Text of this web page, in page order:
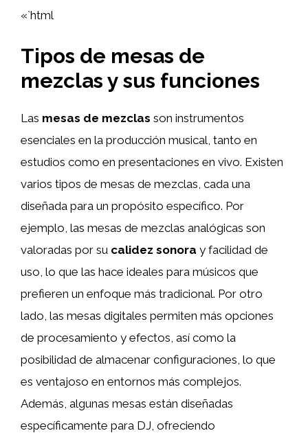
«`html
Tipos de mesas de
mezclas y sus funciones
Las mesas de mezclas son instrumentos
esenciales en la producción musical, tanto en
estudios como en presentaciones en vivo. Existen
varios tipos de mesas de mezclas, cada una
diseñada para un propósito específico. Por
ejemplo, las mesas de mezclas analógicas son
valoradas por su calidez sonora y facilidad de
uso, lo que las hace ideales para músicos que
prefieren un enfoque más tradicional. Por otro
lado, las mesas digitales permiten más opciones
de procesamiento y efectos, así como la
posibilidad de almacenar configuraciones, lo que
es ventajoso en entornos más complejos.
Además, algunas mesas están diseñadas
específicamente para DJ, ofreciendo